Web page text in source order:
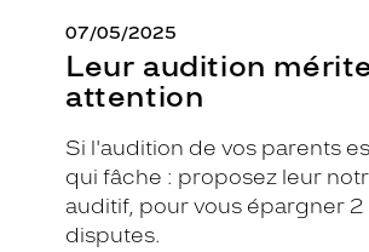
07/05/2025
Leur audition
attention
Si l'audition de vos parents
qui fâche : proposez leur
auditif, pour vous épargner 2
disputes.